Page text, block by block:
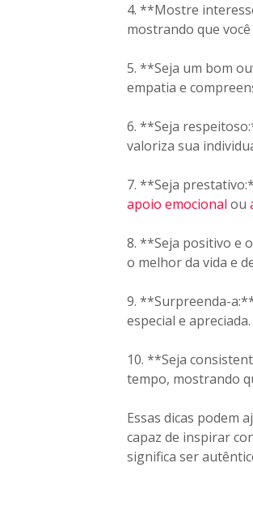
4. **Mostre
mostrando que
5. **Seja um bom
empatia e
6. **Seja
valoriza sua
7. **Seja
apoio emocional ou
8. **Seja positivo e
o melhor da vida e
9. **Surpreenda-
especial e apreciada.
10. **Seja
tempo, mostrando
Essas dicas podem
capaz de inspirar
significa ser